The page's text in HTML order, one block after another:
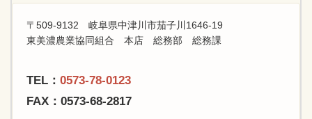
〒509-9132 岐阜県中津川市茄子川1646-19
東美濃農業協同組合 本店 総務部 総務課
TEL： 0573-78-0123
FAX：0573-68-2817